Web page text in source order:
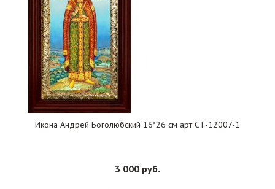
Икона Андрей Боголюбский 16*26 см арт СТ-12007-1
3 000 руб.